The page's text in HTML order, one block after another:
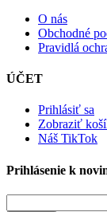
O nás
Obchodné
Pravidlá
ÚČET
Prihlásiť sa
Zobraziť
Náš TikTok
Prihlásenie k